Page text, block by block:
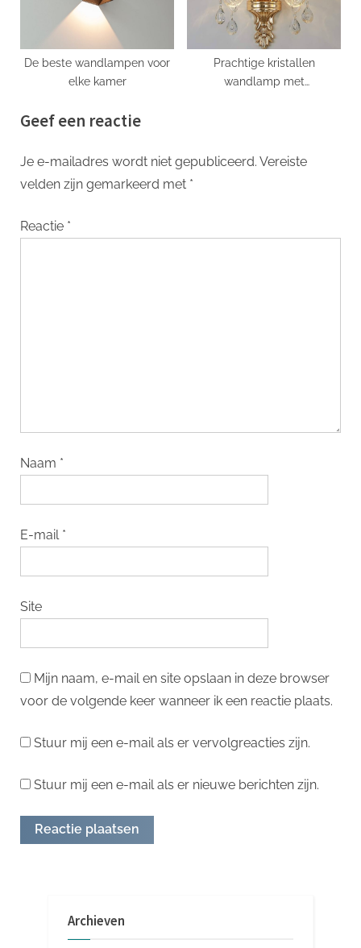
De beste wandlampen voor
elke kamer
Prachtige kristallen
wandlamp met
Geef een reactie
Je e-mailadres wordt niet gepubliceerd. Vereiste
velden zijn gemarkeerd met *
Reactie *
Naam *
E-mail *
Site
Mijn naam, e-mail en site opslaan in deze browser
voor de volgende keer wanneer ik een reactie plaats.
Stuur mij een e-mail als er vervolgreacties zijn.
Stuur mij een e-mail als er nieuwe berichten zijn.
Archieven